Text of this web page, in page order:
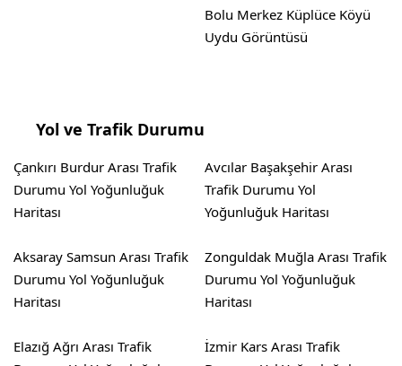
Bolu Merkez Küplüce Köyü
Uydu Görüntüsü
Yol ve Trafik Durumu
Çankırı Burdur Arası Trafik
Durumu Yol Yoğunluğuk
Haritası
Avcılar Başakşehir Arası
Trafik Durumu Yol
Yoğunluğuk Haritası
Aksaray Samsun Arası Trafik
Durumu Yol Yoğunluğuk
Haritası
Zonguldak Muğla Arası Trafik
Durumu Yol Yoğunluğuk
Haritası
Elazığ Ağrı Arası Trafik
İzmir Kars Arası Trafik